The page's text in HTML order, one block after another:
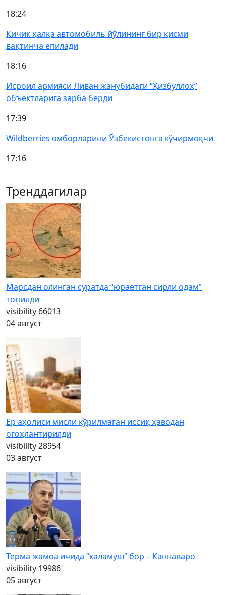
18:24
Кичик ҳалқа автомобиль йўлининг бир қисми
вақтинча ёпилади
18:16
Исроил армияси Ливан жанубидаги “Ҳизбуллоҳ”
объектларига зарба берди
17:39
Wildberries омборларини Ўзбекистонга кўчирмоқчи
17:16
Тренддагилар
Марсдан олинган суратда “юраётган сирли одам”
топилди
visibility 66013
04 август
Ер аҳолиси мисли кўрилмаган иссиқ ҳаводан
огоҳлантирилди
visibility28954
03 август
Терма жамоа ичида “каламуш” бор – Каннаваро
visibility 19986
05 август